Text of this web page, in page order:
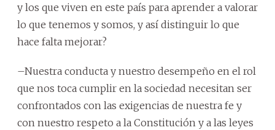
y los que viven en este país para aprender a valorar
lo que tenemos y somos, y así distinguir lo que
hace falta mejorar?
–Nuestra conducta y nuestro desempeño en el rol
que nos toca cumplir en la sociedad necesitan ser
confrontados con las exigencias de nuestra fe y
con nuestro respeto a la Constitución y a las leyes